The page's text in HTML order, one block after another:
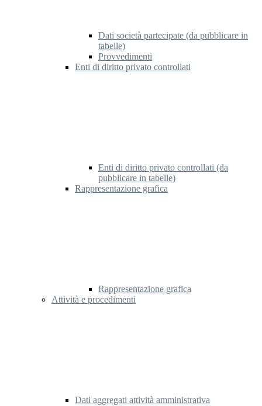
Dati società partecipate (da pubblicare in
tabelle)
Provvedimenti
Enti di diritto privato controllati
Enti di diritto privato controllati (da
pubblicare in tabelle)
Rappresentazione grafica
Rappresentazione grafica
Attività e procedimenti
Dati aggregati attività amministrativa